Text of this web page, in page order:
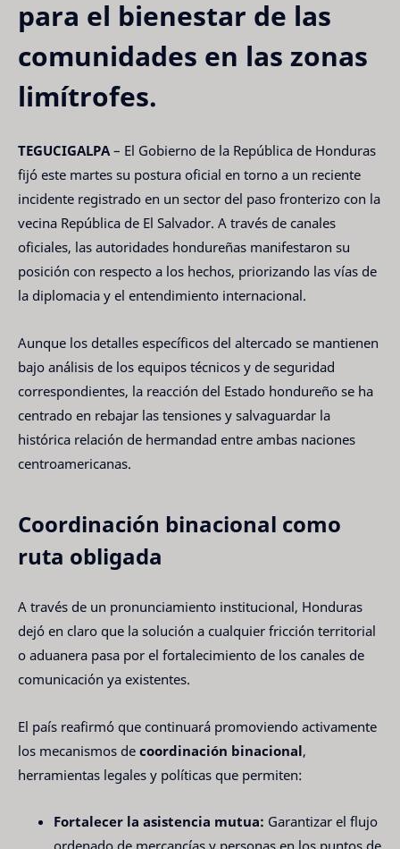
para el bienestar de las
comunidades en las zonas
limítrofes.
TEGUCIGALPA– El Gobierno de la República de Honduras
fijó este martes su postura oficial en torno a un reciente
incidente registrado en un sector del paso fronterizo con la
vecina República de El Salvador. A través de canales
oficiales, las autoridades hondureñas manifestaron su
posición con respecto a los hechos, priorizando las vías de
la diplomacia y el entendimiento internacional.
Aunque los detalles específicos del altercado se mantienen
bajo análisis de los equipos técnicos y de seguridad
correspondientes, la reacción del Estado hondureño se ha
centrado en rebajar las tensiones y salvaguardar la
histórica relación de hermandad entre ambas naciones
centroamericanas.
Coordinación binacional como
ruta obligada
A través de un pronunciamiento institucional, Honduras
dejó en claro que la solución a cualquier fricción territorial
o aduanera pasa por el fortalecimiento de los canales de
comunicación ya existentes.
El país reafirmó que continuará promoviendo activamente
los mecanismos de coordinación binacional,
herramientas legales y políticas que permiten:
Fortalecer la asistencia mutua: Garantizar el flujo